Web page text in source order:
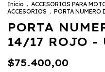
Inicio . ACCESORIOS PARA
ACCESORIOS . PORTA NUMERO
PORTA
14/17 ROJO -
$75.400,00